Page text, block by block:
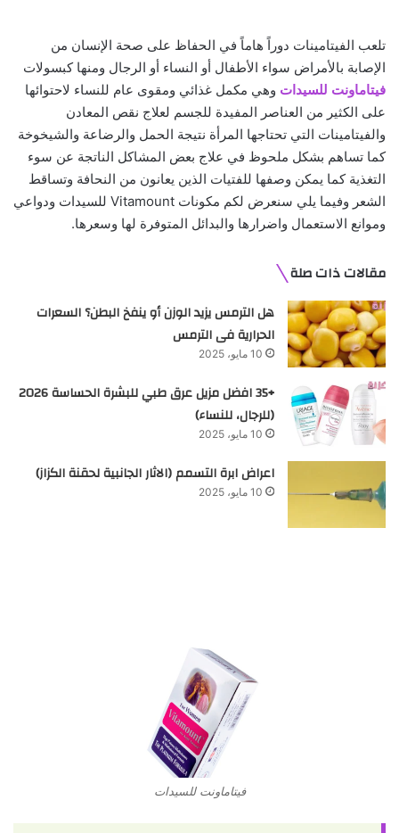
تلعب الفيتامينات دوراً هاماً في الحفاظ على صحة الإنسان من
الإصابة بالأمراض سواء الأطفال أو النساء أو الرجال ومنها كبسولات
فيتاماونت للسيدات وهي مكمل غذائي ومقوى عام للنساء لاحتوائها
على الكثير من العناصر المفيدة للجسم لعلاج نقص المعادن
والفيتامينات التي تحتاجها المرأة نتيجة الحمل والرضاعة والشيخوخة
كما تساهم بشكل ملحوظ في علاج بعض المشاكل الناتجة عن سوء
التغذية كما يمكن وصفها للفتيات الذين يعانون من النحافة وتساقط
الشعر وفيما يلي سنعرض لكم مكونات Vitamount للسيدات ودواعي
وموانع الاستعمال واضرارها والبدائل المتوفرة لها وسعرها.
مقالات ذات صلة
هل الترمس يزيد الوزن أو ينفخ البطن؟ السعرات
الحرارية فى الترمس
10 مايو، 2025
+35 افضل مزيل عرق طبي للبشرة الحساسة 2026
(للرجال، للنساء)
10 مايو، 2025
اعراض ابرة التسمم (الاثار الجانبية لحقنة الكزاز)
10 مايو، 2025
فيتاماونت للسيدات